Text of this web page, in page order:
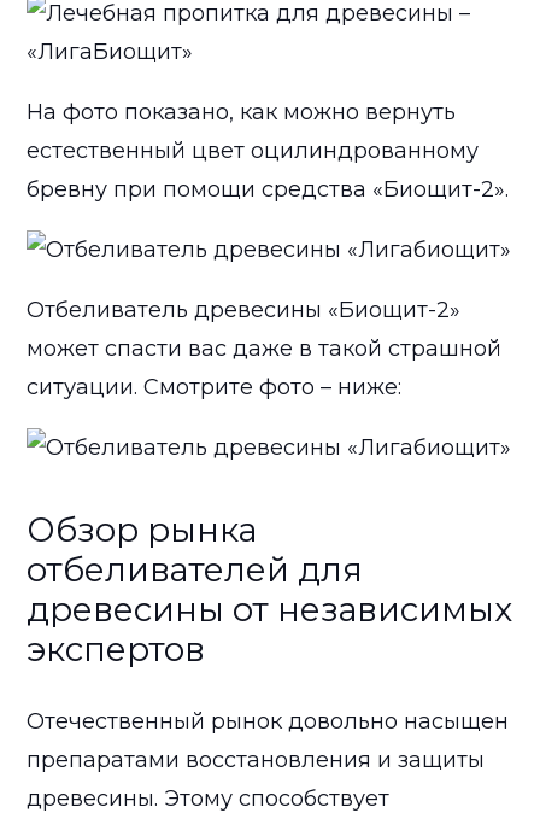
На фото показано, как можно вернуть
естественный цвет оцилиндрованному
бревну при помощи средства «Биощит-2».
Отбеливатель древесины «Биощит-2»
может спасти вас даже в такой страшной
ситуации. Смотрите фото – ниже:
Обзор рынка
отбеливателей для
древесины от независимых
экспертов
Отечественный рынок довольно насыщен
препаратами восстановления и защиты
древесины. Этому способствует